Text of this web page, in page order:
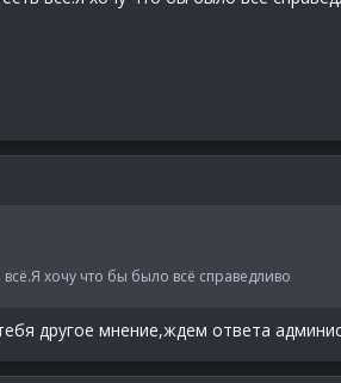
хочу что бы было всё справедливо
другое мнение,ждем ответа